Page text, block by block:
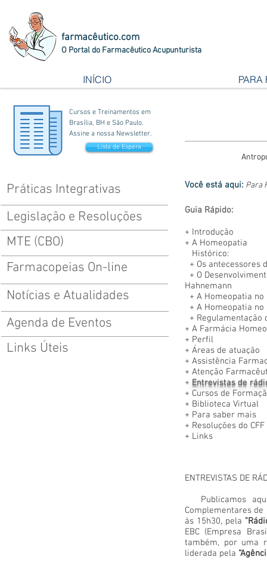
farmacêutico.com
O Portal do Farmacêutico Acupunturista
INÍCIO PARA
Cursos e Treinamentos em
Brasília, BH e São Paulo.
Assine a nossa Newsletter.
Lista de Espera
Práticas Integrativas
Legislação e Resoluções
MTE (CBO)
Farmacopeias On-line
Notícias e Atualidades
Agenda de Eventos
Links Úteis
Você está aqui: Para
Guia Rápido:
+ Introdução
+ A Homeopatia
Histórico:
+ Os antecessores
+ O
Hahnemann
+ A Homeopatia no
+ A Homeopatia no
+ Regulamentação
+ A Farmácia
+ Perfil
+ Áreas de atuação
+ Assistência
+ Atenção
+ Entrevistas de
+ Cursos de
+ Biblioteca Virtual
+ Para saber mais
+ Resoluções do CFF
+ Links
ENTREVISTAS DE
Publicamos
Complementares
às 15h30, pela
EBC (Empresa
também, por uma
liderada pela